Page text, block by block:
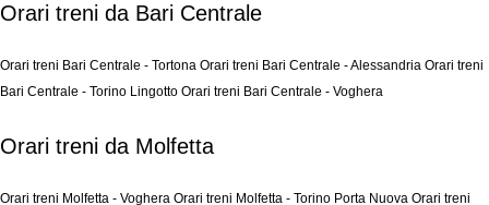
Orari treni da Bari Centrale
Orari treni Bari Centrale - Tortona Orari treni Bari Centrale - Alessandria Orari treni
Bari Centrale - Torino Lingotto Orari treni Bari Centrale - Voghera
Orari treni da Molfetta
Orari treni Molfetta - Voghera Orari treni Molfetta - Torino Porta Nuova Orari treni